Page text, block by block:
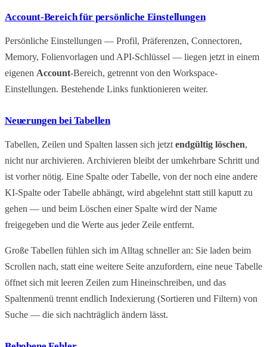
Account-Bereich für persönliche Einstellungen
Persönliche Einstellungen — Profil, Präferenzen, Connectoren,
Memory, Folienvorlagen und API-Schlüssel — liegen jetzt in einem
eigenen Account-Bereich, getrennt von den Workspace-
Einstellungen. Bestehende Links funktionieren weiter.
Neuerungen bei Tabellen
Tabellen, Zeilen und Spalten lassen sich jetzt endgültig löschen,
nicht nur archivieren. Archivieren bleibt der umkehrbare Schritt und
ist vorher nötig. Eine Spalte oder Tabelle, von der noch eine andere
KI-Spalte oder Tabelle abhängt, wird abgelehnt statt still kaputt zu
gehen — und beim Löschen einer Spalte wird der Name
freigegeben und die Werte aus jeder Zeile entfernt.
Große Tabellen fühlen sich im Alltag schneller an: Sie laden beim
Scrollen nach, statt eine weitere Seite anzufordern, eine neue Tabelle
öffnet sich mit leeren Zeilen zum Hineinschreiben, und das
Spaltenmenü trennt endlich Indexierung (Sortieren und Filtern) von
Suche — die sich nachträglich ändern lässt.